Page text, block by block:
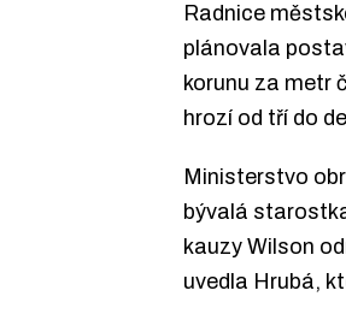
Radnice
plánovala
korunu za metr
hrozí od tří do
Ministerstvo
bývalá
kauzy Wilson
uvedla Hrubá,